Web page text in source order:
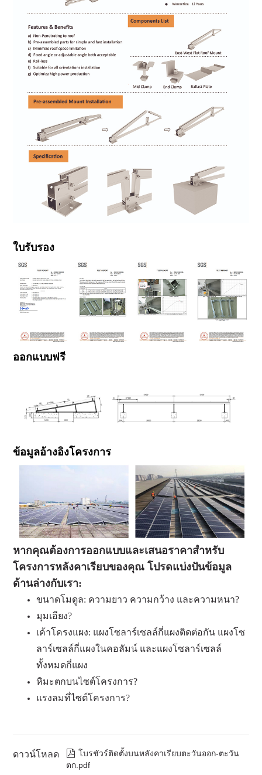
ใบรับรอง
ออกแบบฟรี
ข้อมูลอ้างอิงโครงการ
หากคุณต้องการออกแบบและเสนอราคาสำหรับ
โครงการหลังคาเรียบของคุณ โปรดแบ่งปันข้อมูล
ด้านล่างกับเรา:
ขนาดโมดูล: ความยาว ความกว้าง และความหนา?
มุมเอียง?
เค้าโครงแผง: แผงโซลาร์เซลล์กี่แผงติดต่อกัน แผงโซ
ลาร์เซลล์กี่แผงในคอลัมน์ และแผงโซลาร์เซลล์
ทั้งหมดกี่แผง
หิมะตกบนไซต์โครงการ?
แรงลมที่ไซต์โครงการ?
ดาวน์โหลด  โบรชัวร์ติดตั้งบนหลังคาเรียบตะวันออก-ตะวัน
ตก.pdf